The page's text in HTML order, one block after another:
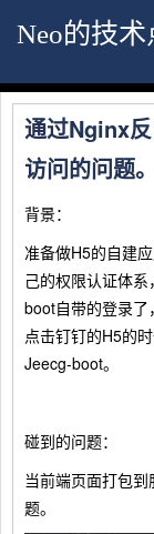
Neo的技术
通过Nginx
访问的问题。
背景：
准备做H5的自建
己的权限认证体
boot自带的登录了
点击钉钉的H5的
Jeecg-boot。
碰到的问题：
当前端页面打包
题。